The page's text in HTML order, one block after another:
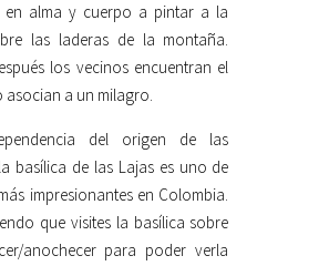
en alma y cuerpo a pintar a la
las laderas de la montaña.
los vecinos encuentran el
asocian a un milagro.
del origen de las
basílica de las Lajas es uno de
impresionantes en Colombia.
que visites la basílica sobre
anochecer para poder verla